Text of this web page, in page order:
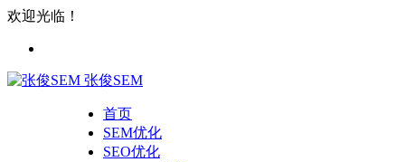
欢迎光临！
张俊SEM
首页
SEM优化
SEO优化